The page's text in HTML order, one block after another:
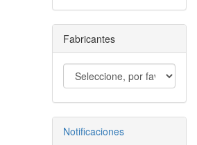
Fabricantes
Notificaciones